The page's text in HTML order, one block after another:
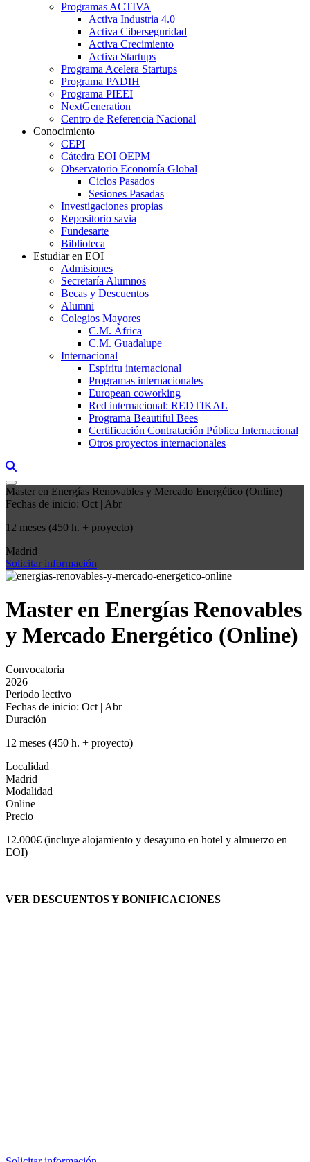
Programas ACTIVA
Activa Industria 4.0
Activa Ciberseguridad
Activa Crecimiento
Activa Startups
Programa Acelera Startups
Programa PADIH
Programa PIEEI
NextGeneration
Centro de Referencia Nacional
Conocimiento
CEPI
Cátedra EOI OEPM
Observatorio Economía Global
Ciclos Pasados
Sesiones Pasadas
Investigaciones propias
Repositorio savia
Fundesarte
Biblioteca
Estudiar en EOI
Admisiones
Secretaría Alumnos
Becas y Descuentos
Alumni
Colegios Mayores
C.M. África
C.M. Guadalupe
Internacional
Espíritu internacional
Programas internacionales
European coworking
Red internacional: REDTIKAL
Programa Beautiful Bees
Certificación Contratación Pública Internacional
Otros proyectos internacionales
Master en Energías Renovables y Mercado Energético (Online)
Fechas de inicio: Oct | Abr
12 meses (450 h. + proyecto)
Madrid
Solicitar información
Master en Energías Renovables
y Mercado Energético (Online)
Convocatoria
2026
Periodo lectivo
Fechas de inicio: Oct | Abr
Duración
12 meses (450 h. + proyecto)
Localidad
Madrid
Modalidad
Online
Precio
12.000€ (incluye alojamiento y desayuno en hotel y almuerzo en
EOI)
VER DESCUENTOS Y BONIFICACIONES